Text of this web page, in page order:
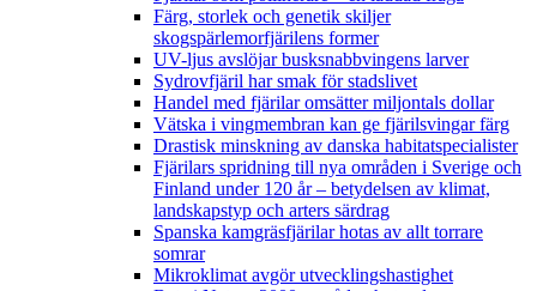
Färg, storlek och genetik skiljer
skogspärlemorfjärilens former
UV-ljus avslöjar busksnabbvingens larver
Sydrovfjäril har smak för stadslivet
Handel med fjärilar omsätter miljontals dollar
Vätska i vingmembran kan ge fjärilsvingar färg
Drastisk minskning av danska habitatspecialister
Fjärilars spridning till nya områden i Sverige och
Finland under 120 år– betydelsen av klimat,
landskapstyp och arters särdrag
Spanska kamgräsfjärilar hotas av allt torrare
somrar
Mikroklimat avgör utvecklingshastighet